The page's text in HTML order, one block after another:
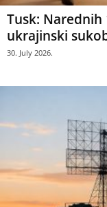
Tusk: Narednih
ukrajinski
30. July 2026.